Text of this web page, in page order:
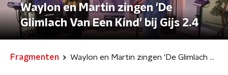
Waylon en Martin zingen 'De
Glimlach Van Een Kind' bij Gijs 2.4
Fragmenten Waylon en Martin zingen 'De Glimlach Van Een Kind' bij Gijs 2.4